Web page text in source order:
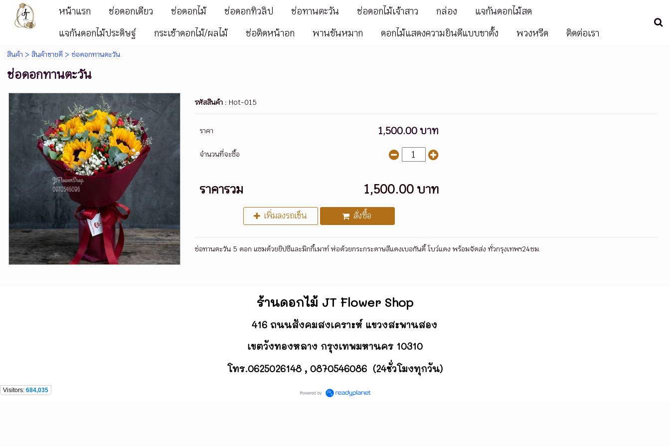
หน้าแรก ช่อดอกเดียว ช่อดอกไม้ ช่อดอกทิวลิป ช่อทานตะวัน ช่อดอกไม้เจ้าสาว กล่อง
แจกันดอกไม้สด
แจกันดอกไม้ประดิษฐ์
กระเช้าดอกไม้/ผลไม้ ช่อติดหน้าอก พานขันหมาก ดอกไม้แสดงความยินดีแบบขาตั้ง พวงหรีด ติดต่อเรา
สินค้า > สินค้าขายดี > ช่อดอกทานตะวัน
ช่อดอกทานตะวัน
รหัสสินค้า : Hot-015
ราคา 1,500.00 บาท
จำนวนที่จะซื้อ
ราคารวม 1,500.00 บาท
เพิ่มลงรถเข็น สั่งซื้อ
ช่อทานตะวัน 5 ดอก แซมด้วยยิปซีและมิกกี้เมาท์ ห่อด้วยกระกระดาษสีแดงเบอกันดี้ โบว์แดง พร้อมจัดส่ง ทั่วกรุงเทพฯ24ชม.
ร้านดอกไม้ JT Flower Shop
416 ถนนสังคมสงเคราะห์ แขวงสะพานสอง
เขตวังทองหลาง กรุงเทพมหานคร 10310
โทร.0625026148 , 0870546086 (24ชั่วโมงทุกวัน)
Visitors: 684,035